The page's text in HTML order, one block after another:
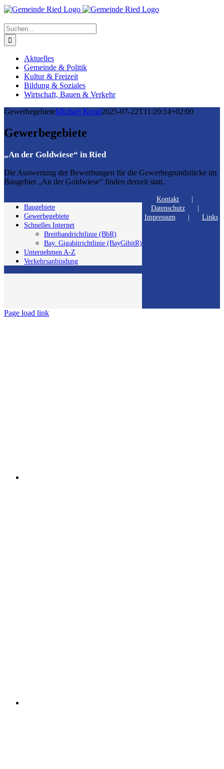
Suche
nach:
Aktuelles
Gemeinde & Politik
Kultur & Freizeit
Bildung & Soziales
Wirtschaft, Bauen & Verkehr
GewerbegebieteMichael Kroul2025-07-22T11:20:14+02:00
Gewerbegebiete
„An der Goldwiese“ in Ried
Die Auswertung der Bewerbungen für die Gewerbegrundstücke im
Baugebiet „An der Goldwiese“ finden derzeit statt.
Baugebiete
Gewerbegebiete
Schnelles Internet
Breitbandrichtlinie (BbR)
Bay. Gigabitrichtlinie (BayGibitR)
Unternehmen A-Z
Verkehrsanbindung
Kontakt
Datenschutz
Impressum
Links
Page load link